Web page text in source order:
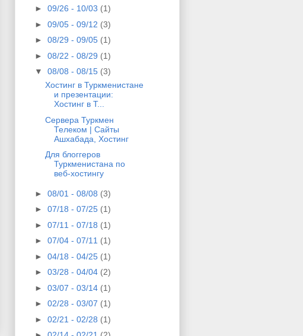
► 09/26 - 10/03 (1)
► 09/05 - 09/12 (3)
► 08/29 - 09/05 (1)
► 08/22 - 08/29 (1)
▼ 08/08 - 08/15 (3)
Хостинг в Туркменистане
и презентации:
Хостинг в Т...
Сервера Туркмен
Телеком | Сайты
Ашхабада, Хостинг
Для блоггеров
Туркменистана по
веб-хостингу
► 08/01 - 08/08 (3)
► 07/18 - 07/25 (1)
► 07/11 - 07/18 (1)
► 07/04 - 07/11 (1)
► 04/18 - 04/25 (1)
► 03/28 - 04/04 (2)
► 03/07 - 03/14 (1)
► 02/28 - 03/07 (1)
► 02/21 - 02/28 (1)